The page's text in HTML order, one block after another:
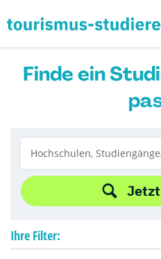
Finde ein
Ihre Filter: